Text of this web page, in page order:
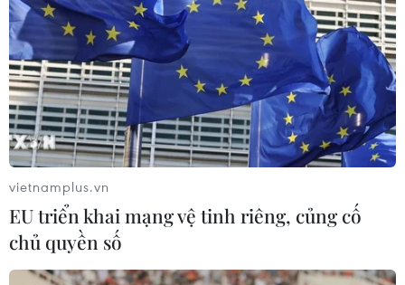
vietnamplus.vn
EU triển khai mạng vệ tinh riêng, củng cố
chủ quyền số